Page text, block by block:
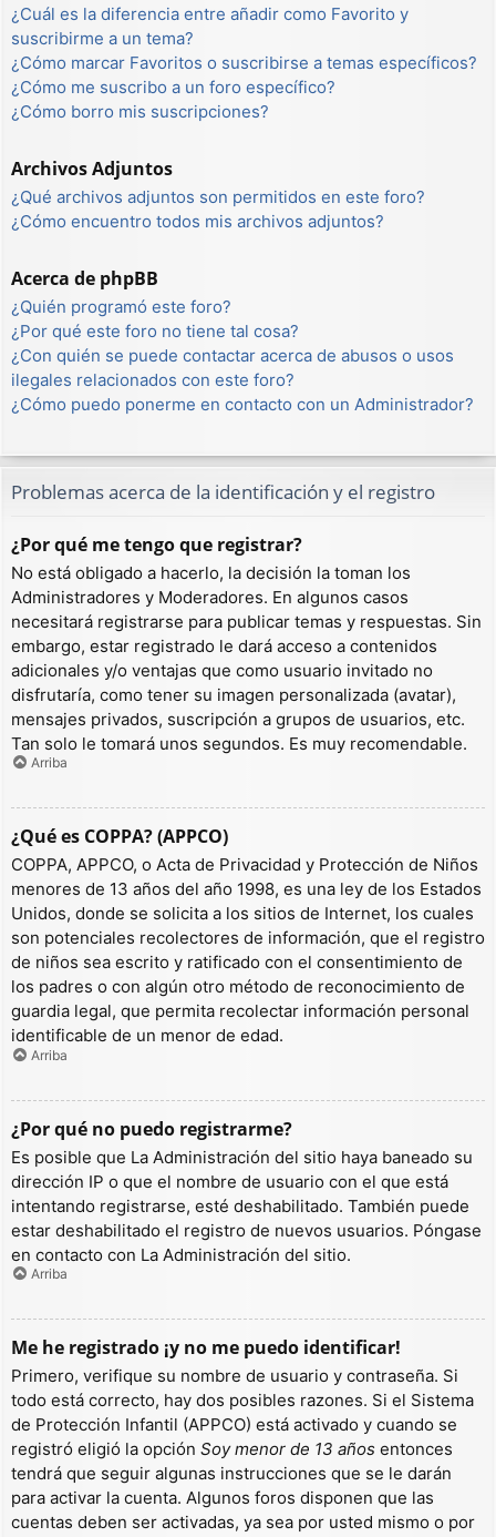
¿Cuál es la diferencia entre añadir como Favorito y
suscribirme a un tema?
¿Cómo marcar Favoritos o suscribirse a temas específicos?
¿Cómo me suscribo a un foro específico?
¿Cómo borro mis suscripciones?
Archivos Adjuntos
¿Qué archivos adjuntos son permitidos en este foro?
¿Cómo encuentro todos mis archivos adjuntos?
Acerca de phpBB
¿Quién programó este foro?
¿Por qué este foro no tiene tal cosa?
¿Con quién se puede contactar acerca de abusos o usos
ilegales relacionados con este foro?
¿Cómo puedo ponerme en contacto con un Administrador?
Problemas acerca de la identificación y el registro
¿Por qué me tengo que registrar?
No está obligado a hacerlo, la decisión la toman los
Administradores y Moderadores. En algunos casos
necesitará registrarse para publicar temas y respuestas. Sin
embargo, estar registrado le dará acceso a contenidos
adicionales y/o ventajas que como usuario invitado no
disfrutaría, como tener su imagen personalizada (avatar),
mensajes privados, suscripción a grupos de usuarios, etc.
Tan solo le tomará unos segundos. Es muy recomendable.
Arriba
¿Qué es COPPA? (APPCO)
COPPA, APPCO, o Acta de Privacidad y Protección de Niños
menores de 13 años del año 1998, es una ley de los Estados
Unidos, donde se solicita a los sitios de Internet, los cuales
son potenciales recolectores de información, que el registro
de niños sea escrito y ratificado con el consentimiento de
los padres o con algún otro método de reconocimiento de
guardia legal, que permita recolectar información personal
identificable de un menor de edad.
Arriba
¿Por qué no puedo registrarme?
Es posible que La Administración del sitio haya baneado su
dirección IP o que el nombre de usuario con el que está
intentando registrarse, esté deshabilitado. También puede
estar deshabilitado el registro de nuevos usuarios. Póngase
en contacto con La Administración del sitio.
Arriba
Me he registrado ¡y no me puedo identificar!
Primero, verifique su nombre de usuario y contraseña. Si
todo está correcto, hay dos posibles razones. Si el Sistema
de Protección Infantil (APPCO) está activado y cuando se
registró eligió la opción Soy menor de 13 años entonces
tendrá que seguir algunas instrucciones que se le darán
para activar la cuenta. Algunos foros disponen que las
cuentas deben ser activadas, ya sea por usted mismo o por